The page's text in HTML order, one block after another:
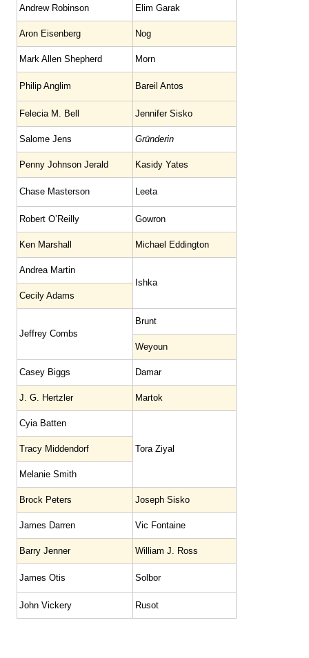
Andrew Robinson Elim Garak
Aron Eisenberg Nog
Mark Allen Shepherd Morn
Philip Anglim Bareil Antos
Felecia M. Bell Jennifer Sisko
Salome Jens Gründerin
Penny Johnson Jerald Kasidy Yates
Chase Masterson Leeta
Robert O’Reilly Gowron
Ken Marshall Michael Eddington
Andrea Martin
Ishka
Cecily Adams
Jeffrey Combs
Brunt
Weyoun
Casey Biggs Damar
J. G. Hertzler Martok
Cyia Batten
Tora Ziyal
Tracy Middendorf
Melanie Smith
Brock Peters Joseph Sisko
James Darren Vic Fontaine
Barry Jenner William J. Ross
James Otis Solbor
John Vickery Rusot